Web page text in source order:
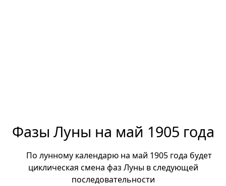
Фазы Луны на май 1905 года
По лунному календарю на май 1905 года будет
циклическая смена фаз Луны в следующей
последовательности